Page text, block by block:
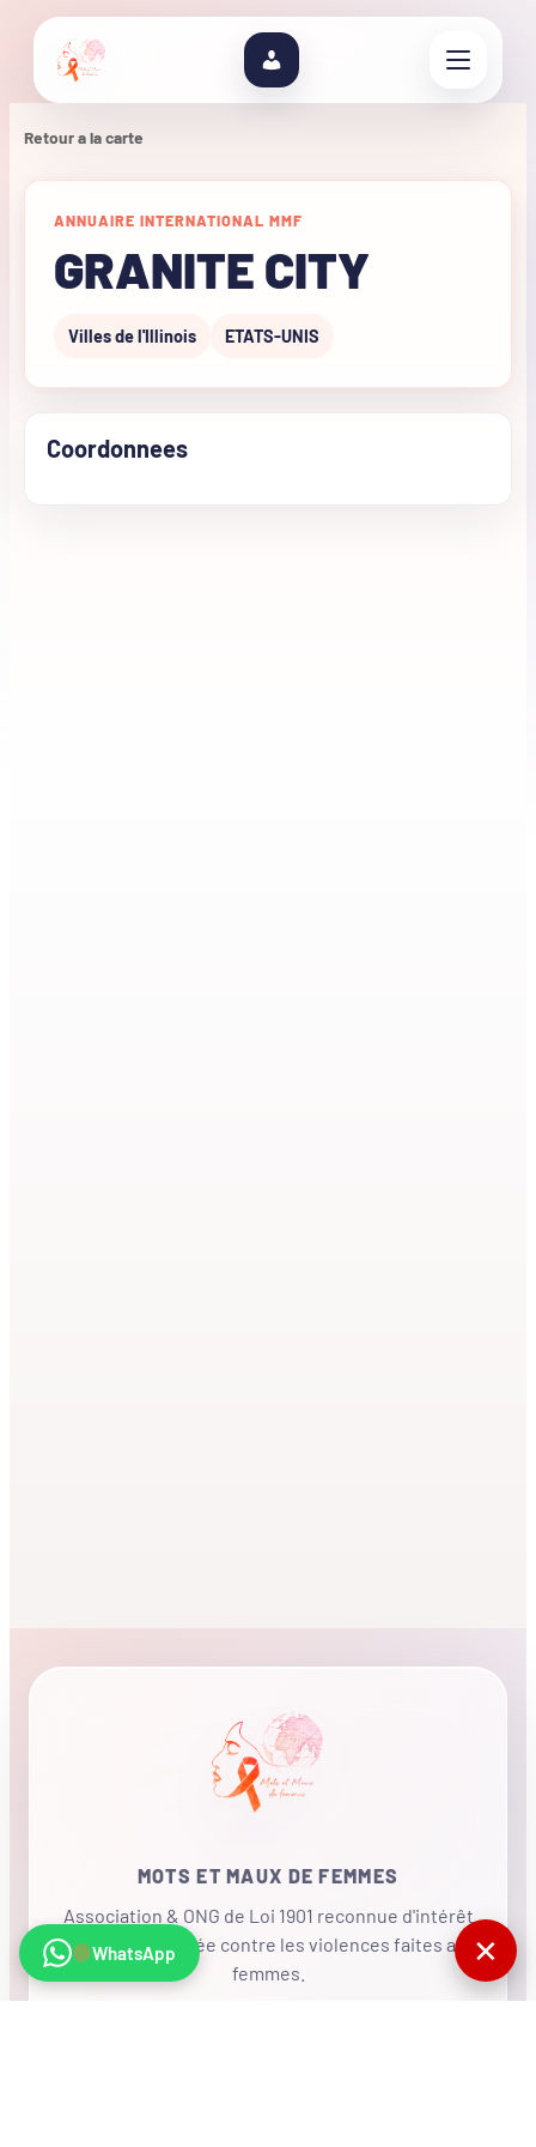
Retour a la carte
ANNUAIRE INTERNATIONAL MMF
GRANITE CITY
Villes de l'Illinois ETATS-UNIS
Coordonnees
MOTS ET MAUX DE FEMMES
Association & ONG de Loi 1901 reconnue d'intérêt
général, mobilisée contre les violences faites aux
femmes.
WhatsApp ✕